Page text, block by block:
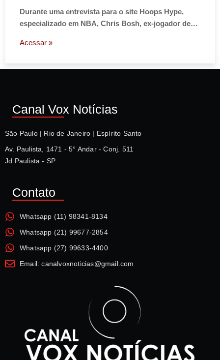
Durante uma entrevista para o site Hoops Hype,
especializado em NBA, Chris Bosh, ex-jogador de…
Acessar »
Canal Vox Notícias
São Paulo | Rio de Janeiro | Espírito Santo
Av. Paulista, 1471 - 5° Andar - Conj. 511
Jd Paulista - SP
Contato
Whatsapp (11) 98341-8134
Whatsapp (21) 99677-2854
Whatsapp (27) 99633-4400
Email: canalvoxnoticias@gmail.com